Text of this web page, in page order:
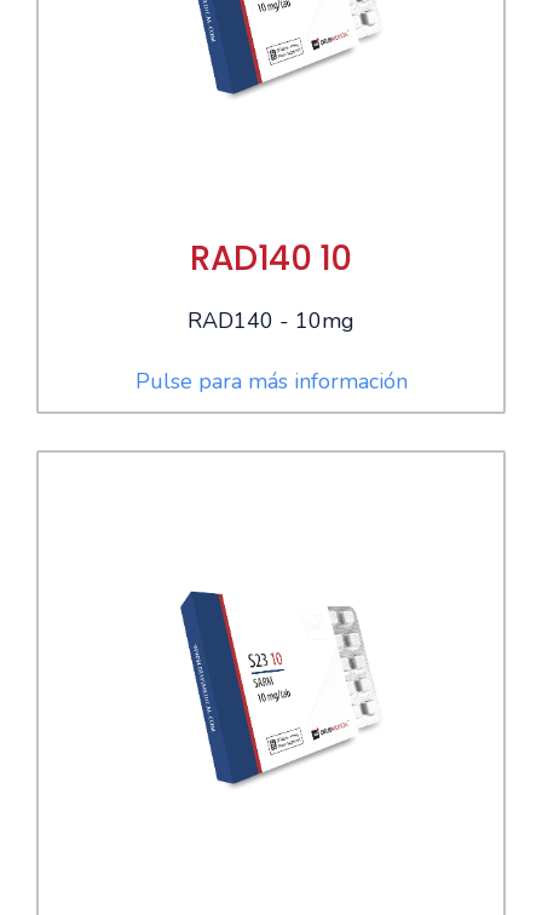
RAD140 10
RAD140 - 10mg
Pulse para más información